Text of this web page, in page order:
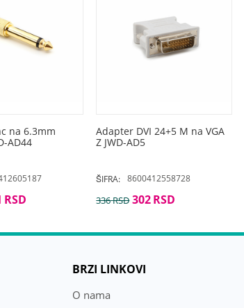
na 6.3mm
AD44
RSD
Adapter DVI 24+5 M na VGA
Z JWD-AD5
ŠIFRA: 8600412558728
336RSD 302RSD
BRZI LINKOVI
O nama